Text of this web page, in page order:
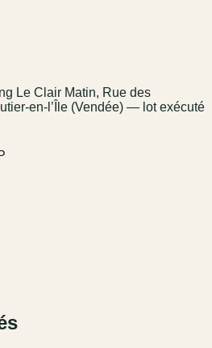
Le Clair Matin, Rue des
en-l’Île (Vendée) — lot exécuté